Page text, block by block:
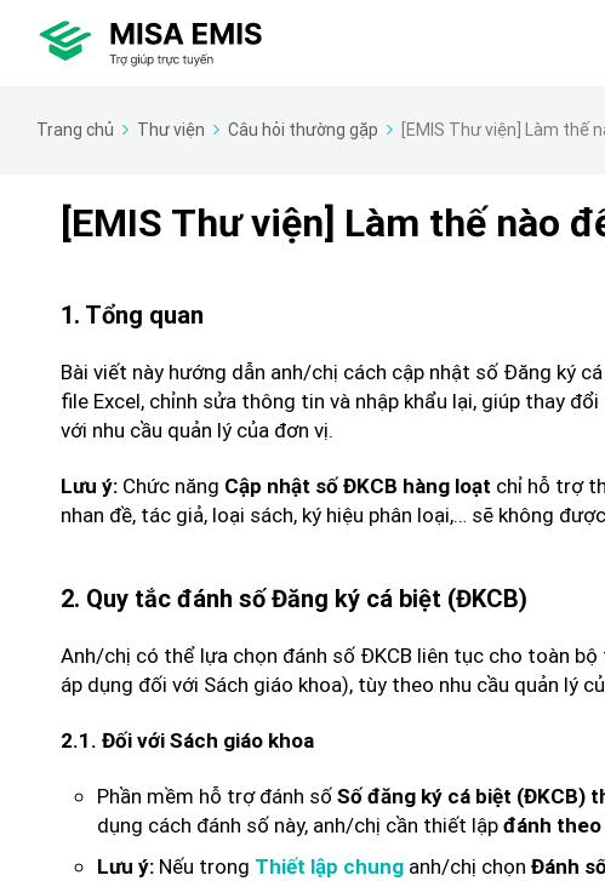
Trang chủ Thư viện Câu hỏi thường gặp [EMIS Thư viện] Làm thế
[EMIS Thư viện] Làm thế nào
1. Tổng quan
Bài viết này hướng dẫn anh/chị cách cập nhật số Đăng ký
file Excel, chỉnh sửa thông tin và nhập khẩu lại, giúp thay
với nhu cầu quản lý của đơn vị.
Lưu ý: Chức năng Cập nhật số ĐKCB hàng loạt chỉ hỗ trợ
nhan đề, tác giả, loại sách, ký hiệu phân loại,… sẽ không
2. Quy tắc đánh số Đăng ký cá biệt (ĐKCB)
Anh/chị có thể lựa chọn đánh số ĐKCB liên tục cho toàn
áp dụng đối với Sách giáo khoa), tùy theo nhu cầu quản lý
2.1. Đối với Sách giáo khoa
Phần mềm hỗ trợ đánh số Số đăng ký cá biệt (ĐKCB)
dụng cách đánh số này, anh/chị cần thiết lập đánh theo
Lưu ý: Nếu trong Thiết lập chung anh/chị chọn Đánh